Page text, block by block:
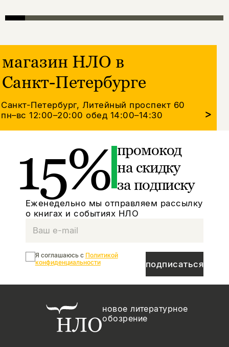
магазин НЛО в
Санкт-Петербурге
Санкт-Петербург, Литейный проспект 60
пн–вс 12:00–20:00обед 14:00–14:30 >
15% промокод
на скидку
за подписку
Еженедельно мы отправляем рассылку
о книгах и событиях НЛО
подписаться
Я соглашаюсь с Политикой
конфиденциальности
новое литературное
обозрение